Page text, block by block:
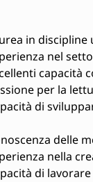
in discipline
nel
capacità
per la
di
delle
nella
di